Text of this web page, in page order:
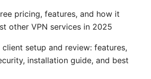
pricing, features, and how it
other VPN services in 2025
setup and review: features,
installation guide, and best